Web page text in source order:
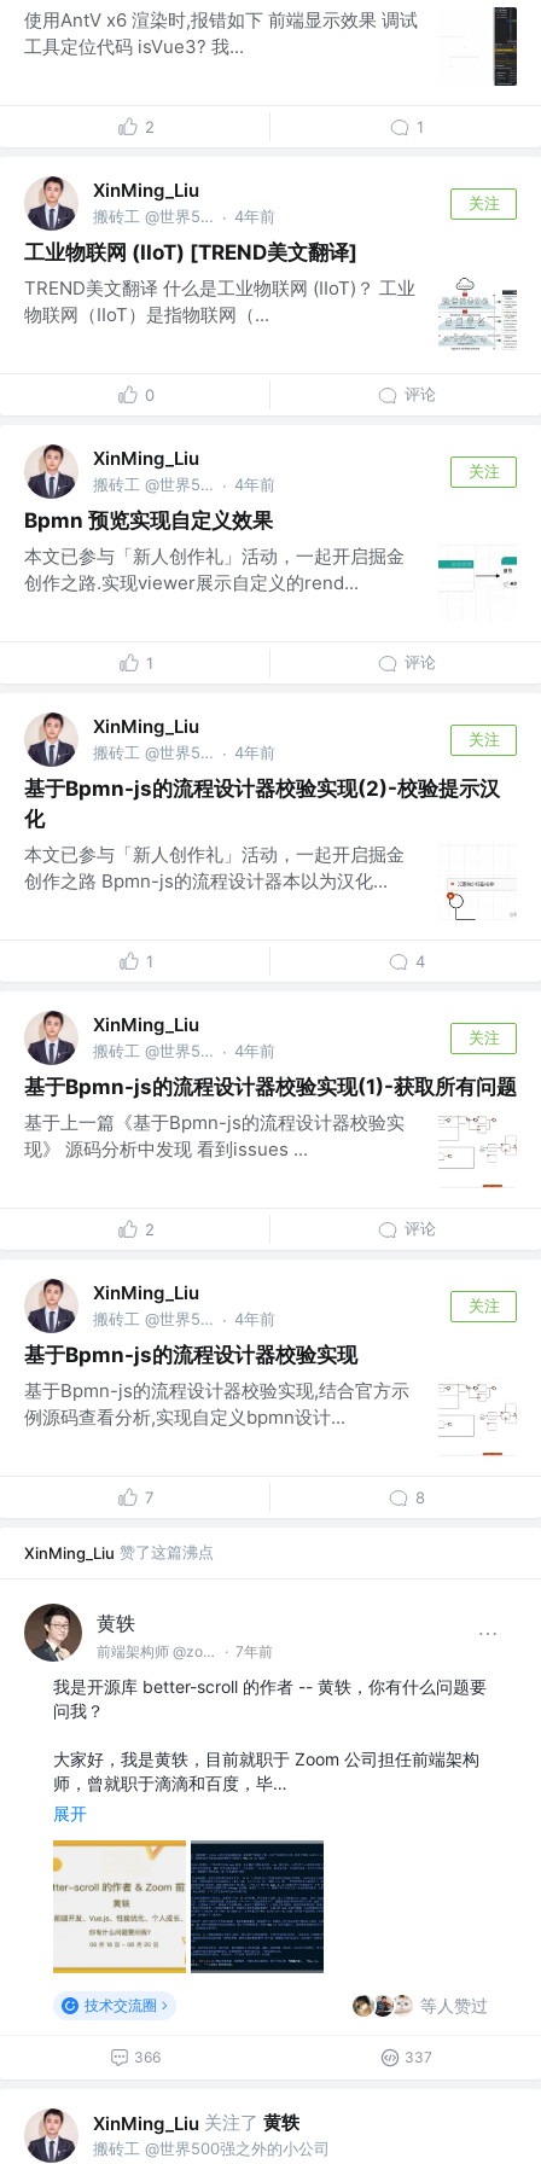
使用AntV x6 渲染时,报错如下 前端显示效果 调试
工具定位代码 isVue3? 我...
2 1
XinMing_Liu
搬砖工 @世界500强之外的小公司 · 4年前
关注
工业物联网 (IIoT) [TREND美文翻译]
TREND美文翻译 什么是工业物联网 (IIoT)？ 工业
物联网（IIoT）是指物联网（...
0 评论
XinMing_Liu
搬砖工 @世界500强之外的小公司 · 4年前
关注
Bpmn 预览实现自定义效果
本文已参与「新人创作礼」活动，一起开启掘金
创作之路.实现viewer展示自定义的rend...
1 评论
XinMing_Liu
搬砖工 @世界500强之外的小公司 · 4年前
关注
基于Bpmn-js的流程设计器校验实现(2)-校验提示汉
化
本文已参与「新人创作礼」活动，一起开启掘金
创作之路 Bpmn-js的流程设计器本以为汉化...
1 4
XinMing_Liu
搬砖工 @世界500强之外的小公司 · 4年前
关注
基于Bpmn-js的流程设计器校验实现(1)-获取所有问题
基于上一篇《基于Bpmn-js的流程设计器校验实
现》 源码分析中发现 看到issues ...
2 评论
XinMing_Liu
搬砖工 @世界500强之外的小公司 · 4年前
关注
基于Bpmn-js的流程设计器校验实现
基于Bpmn-js的流程设计器校验实现,结合官方示
例源码查看分析,实现自定义bpmn设计...
7 8
XinMing_Liu 赞了这篇沸点
黄轶
前端架构师 @zoom.us · 7年前
我是开源库 better-scroll 的作者 -- 黄轶，你有什么问题要
问我？
大家好，我是黄轶，目前就职于 Zoom 公司担任前端架构
师，曾就职于滴滴和百度，毕…
展开
技术交流圈 等人赞过
366 337
XinMing_Liu 关注了 黄轶
搬砖工 @世界500强之外的小公司